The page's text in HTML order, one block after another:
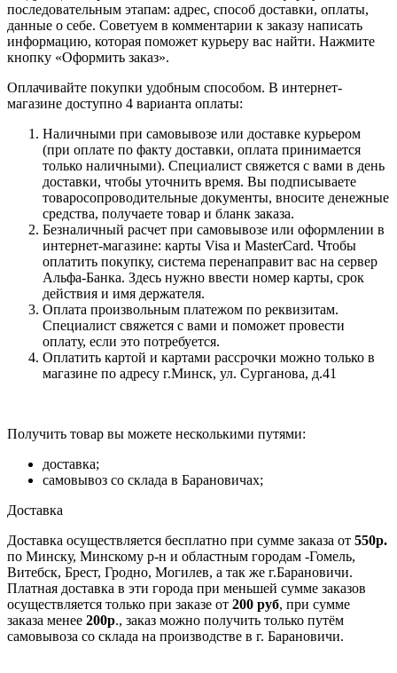
последовательным этапам: адрес, способ доставки, оплаты,
данные о себе. Советуем в комментарии к заказу написать
информацию, которая поможет курьеру вас найти. Нажмите
кнопку «Оформить заказ».
Оплачивайте покупки удобным способом. В интернет-
магазине доступно 4 варианта оплаты:
Наличными при самовывозе или доставке курьером
(при оплате по факту доставки, оплата принимается
только наличными). Специалист свяжется с вами в день
доставки, чтобы уточнить время. Вы подписываете
товаросопроводительные документы, вносите денежные
средства, получаете товар и бланк заказа.
Безналичный расчет при самовывозе или оформлении в
интернет-магазине: карты Visa и MasterCard. Чтобы
оплатить покупку, система перенаправит вас на сервер
Альфа-Банка. Здесь нужно ввести номер карты, срок
действия и имя держателя.
Оплата произвольным платежом по реквизитам.
Специалист свяжется с вами и поможет провести
оплату, если это потребуется.
Оплатить картой и картами рассрочки можно только в
магазине по адресу г.Минск, ул. Сурганова, д.41
Получить товар вы можете несколькими путями:
доставка;
самовывоз со склада в Барановичах;
Доставка
Доставка осуществляется бесплатно при сумме заказа от 550р.
по Минску, Минскому р-н и областным городам -Гомель,
Витебск, Брест, Гродно, Могилев, а так же г.Барановичи.
Платная доставка в эти города при меньшей сумме заказов
осуществляется только при заказе от 200 руб, при сумме
заказа менее 200р., заказ можно получить только путём
самовывоза со склада на производстве в г. Барановичи.